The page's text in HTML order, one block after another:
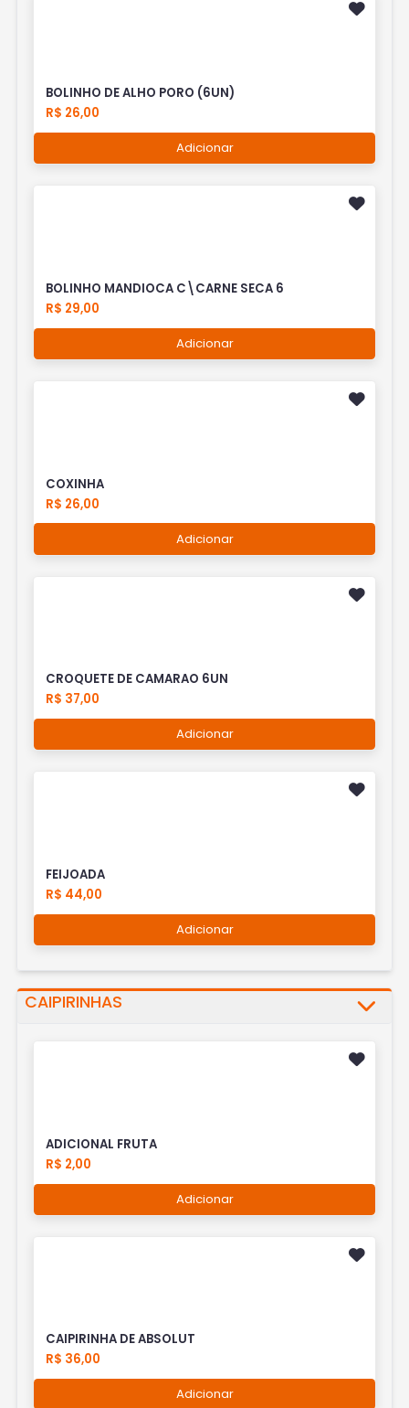
BOLINHO DE ALHO PORO (6UN)
R$ 26,00
Adicionar
BOLINHO MANDIOCA C\CARNE SECA 6
R$ 29,00
Adicionar
COXINHA
R$ 26,00
Adicionar
CROQUETE DE CAMARAO 6UN
R$ 37,00
Adicionar
FEIJOADA
R$ 44,00
Adicionar
CAIPIRINHAS
ADICIONAL FRUTA
R$ 2,00
Adicionar
CAIPIRINHA DE ABSOLUT
R$ 36,00
Adicionar